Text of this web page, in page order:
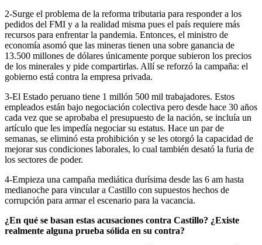
2-Surge el problema de la reforma tributaria para responder a los
pedidos del FMI y a la realidad misma pues el país requiere más
recursos para enfrentar la pandemia. Entonces, el ministro de
economía asomó que las mineras tienen una sobre ganancia de
13.500 millones de dólares únicamente porque subieron los precios
de los minerales y pide compartirlas. Allí se reforzó la campaña: el
gobierno está contra la empresa privada.
3-El Estado peruano tiene 1 millón 500 mil trabajadores. Estos
empleados están bajo negociación colectiva pero desde hace 30 años
cada vez que se aprobaba el presupuesto de la nación, se incluía un
artículo que les impedía negociar su estatus. Hace un par de
semanas, se eliminó esta prohibición y se les otorgó la capacidad de
mejorar sus condiciones laborales, lo cual también desató la furia de
los sectores de poder.
4-Empieza una campaña mediática durísima desde las 6 am hasta
medianoche para vincular a Castillo con supuestos hechos de
corrupción para armar el escenario para la vacancia.
¿En qué se basan estas acusaciones contra Castillo? ¿Existe
realmente alguna prueba sólida en su contra?